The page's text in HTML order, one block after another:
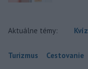
Aktuálne témy:
Turizmus Cestovanie